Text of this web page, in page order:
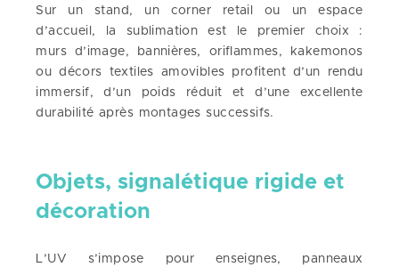
Sur un stand, un corner retail ou un espace
d’accueil, la sublimation est le premier choix :
murs d’image, bannières, oriflammes, kakemonos
ou décors textiles amovibles profitent d’un rendu
immersif, d’un poids réduit et d’une excellente
durabilité après montages successifs.
Objets, signalétique rigide et
décoration
L’UV s’impose pour enseignes, panneaux